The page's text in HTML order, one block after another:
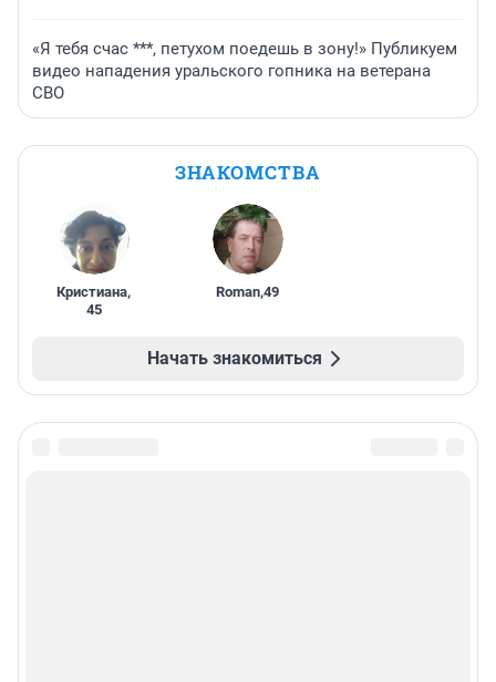
«Я тебя счас ***, петухом поедешь в зону!» Публикуем
видео нападения уральского гопника на ветерана
СВО
ЗНАКОМСТВА
Кристиана,
45
Roman,49
Начать знакомиться